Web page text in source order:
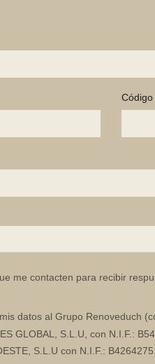
me contacten para recibir
datos al Grupo Renoveduch
GLOBAL, S.L.U, con N.I.F.:
S.L.U con N.I.F.: